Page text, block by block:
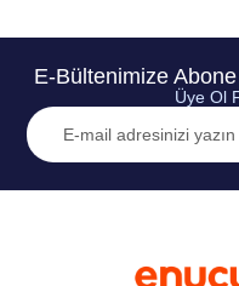
E-Bültenimize Abone
Üye Ol